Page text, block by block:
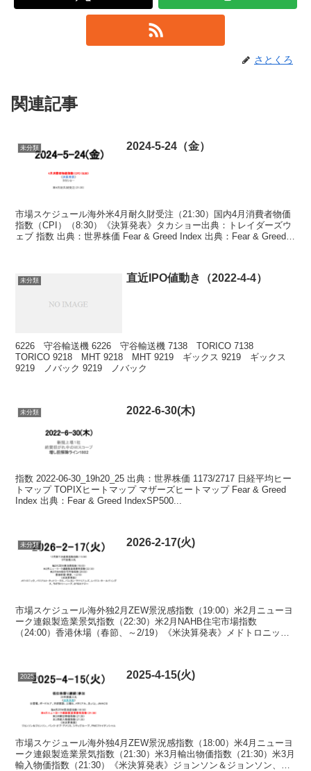
さとくろ
関連記事
未分類 2024-5-24（金）
市場スケジュール海外米4月耐久財受注（21:30）国内4月消費者物価
指数（CPI）（8:30）《決算発表》タカショー出典：トレイダーズウ
ェブ 指数 出典：世界株価 Fear & Greed Index 出典：Fear & Greed
未分類 直近IPO値動き（2022-4-4）
6226 守谷輸送機 6226 守谷輸送機 7138 TORICO 7138
TORICO 9218 MHT 9218 MHT 9219 ギックス 9219 ギックス
9219 ノバック 9219 ノバック
未分類 2022-6-30(木)
指数 2022-06-30_19h20_25 出典：世界株価 1173/2717 日経平均ヒー
トマップ TOPIXヒートマップ マザーズヒートマップ Fear & Greed
Index 出典：Fear & Greed IndexSP500...
未分類 2026-2-17(火)
市場スケジュール海外独2月ZEW景況感指数（19:00）米2月ニューヨ
ーク連銀製造業景気指数（22:30）米2月NAHB住宅市場指数
（24:00）香港休場（春節、～2/19）《米決算発表》メドトロニッ
2025 2025-4-15(火)
市場スケジュール海外独4月ZEW景況感指数（18:00）米4月ニューヨ
ーク連銀製造業景気指数（21:30）米3月輸出物価指数（21:30）米3月
輸入物価指数（21:30）《米決算発表》ジョンソン＆ジョンソン、バ